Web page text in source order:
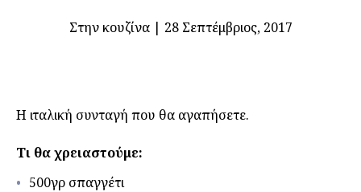
Στην κουζίνα| 28 Σεπτέμβριος, 2017
Η ιταλική συνταγή που θα αγαπήσετε.
Τι θα χρειαστούμε:
500γρ σπαγγέτι